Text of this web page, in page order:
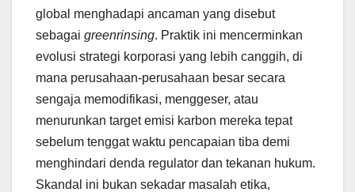
global menghadapi ancaman yang disebut
sebagai greenrinsing. Praktik ini mencerminkan
evolusi strategi korporasi yang lebih canggih, di
mana perusahaan-perusahaan besar secara
sengaja memodifikasi, menggeser, atau
menurunkan target emisi karbon mereka tepat
sebelum tenggat waktu pencapaian tiba demi
menghindari denda regulator dan tekanan hukum.
Skandal ini bukan sekadar masalah etika,